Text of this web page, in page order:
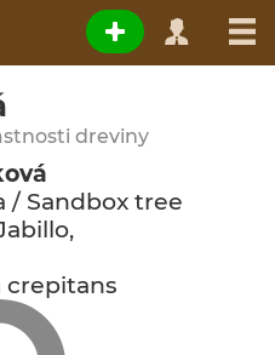
dreviny
/ Sandbox tree
crepitans